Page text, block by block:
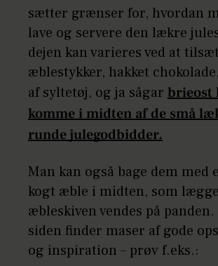
sætter grænser for, hvordan
lave og servere den lækre
dejen kan varieres ved at
æblestykker, hakket
af syltetøj, og ja sågar brieost
komme i midten af de små
runde julegodbidder.
Man kan også bage dem med
kogt æble i midten, som
æbleskiven vendes på
siden finder maser af gode
og inspiration – prøv f.eks.: